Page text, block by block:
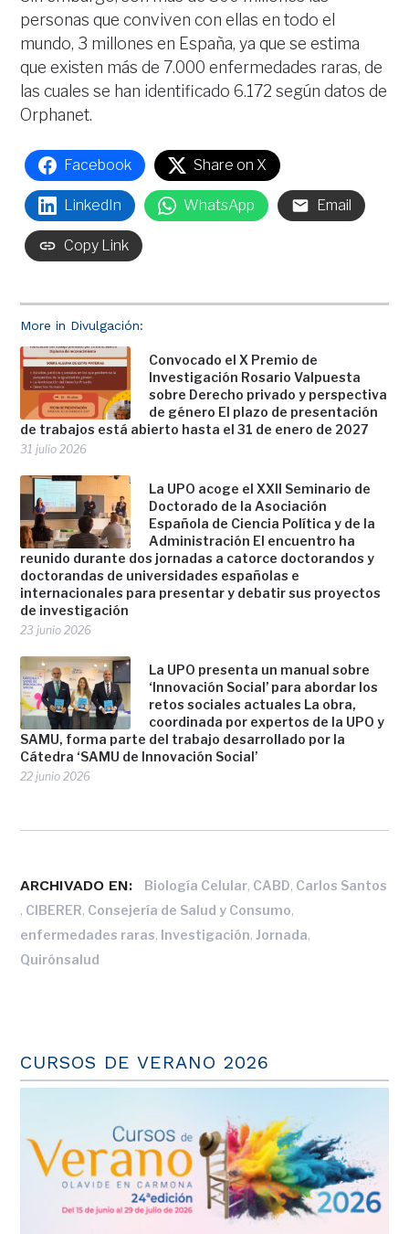
More in Divulgación:
Convocado el X Premio de
Investigación Rosario Valpuesta
sobre Derecho privado y perspectiva
de género El plazo de presentación
de trabajos está abierto hasta el 31 de enero de 2027
31 julio 2026
La UPO acoge el XXII Seminario de
Doctorado de la Asociación
Española de Ciencia Política y de la
Administración El encuentro ha
reunido durante dos jornadas a catorce doctorandos y
doctorandas de universidades españolas e
internacionales para presentar y debatir sus proyectos
de investigación
23 junio 2026
La UPO presenta un manual sobre
‘Innovación Social’ para abordar los
retos sociales actuales La obra,
coordinada por expertos de la UPO y
SAMU, forma parte del trabajo desarrollado por la
Cátedra ‘SAMU de Innovación Social’
22 junio 2026
personas que conviven con ellas en todo el
mundo, 3 millones en España, ya que se estima
que existen más de 7.000 enfermedades raras, de
las cuales se han identificado 6.172 según datos de
Orphanet.
Facebook Share on X
LinkedIn WhatsApp Email
Copy Link
ARCHIVADO EN: Biología Celular, CABD, Carlos Santos
, CIBERER, Consejería de Salud y Consumo,
enfermedades raras, Investigación,Jornada,
Quirónsalud
CURSOS DE VERANO 2026